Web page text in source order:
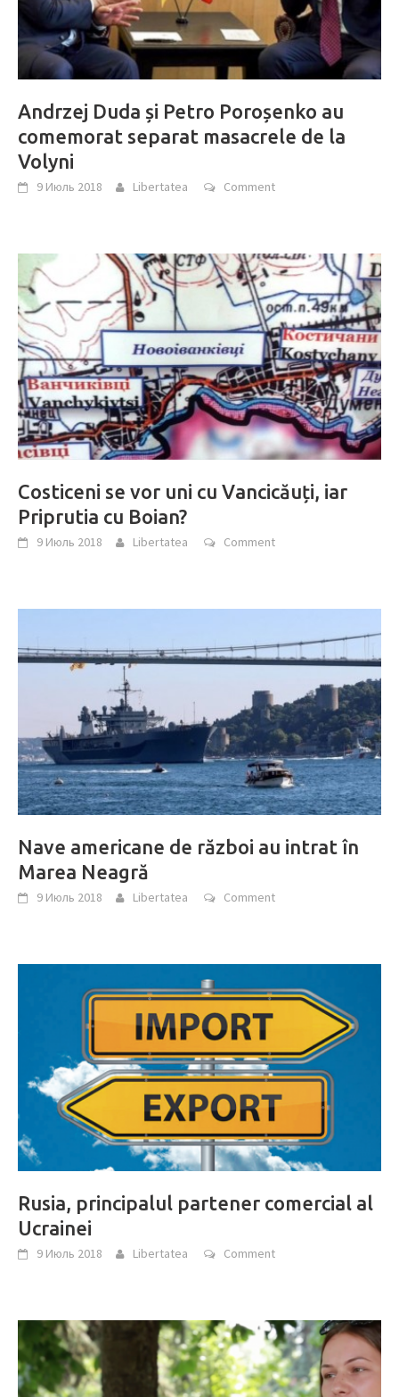
Andrzej Duda și Petro Poroșenko au
comemorat separat masacrele de la
Volyni
9 Июль 2018 Libertatea Comment
Costiceni se vor uni cu Vancicăuți, iar
Priprutia cu Boian?
9 Июль 2018 Libertatea Comment
Nave americane de război au intrat în
Marea Neagră
9 Июль 2018 Libertatea Comment
Rusia, principalul partener comercial al
Ucrainei
9 Июль 2018 Libertatea Comment